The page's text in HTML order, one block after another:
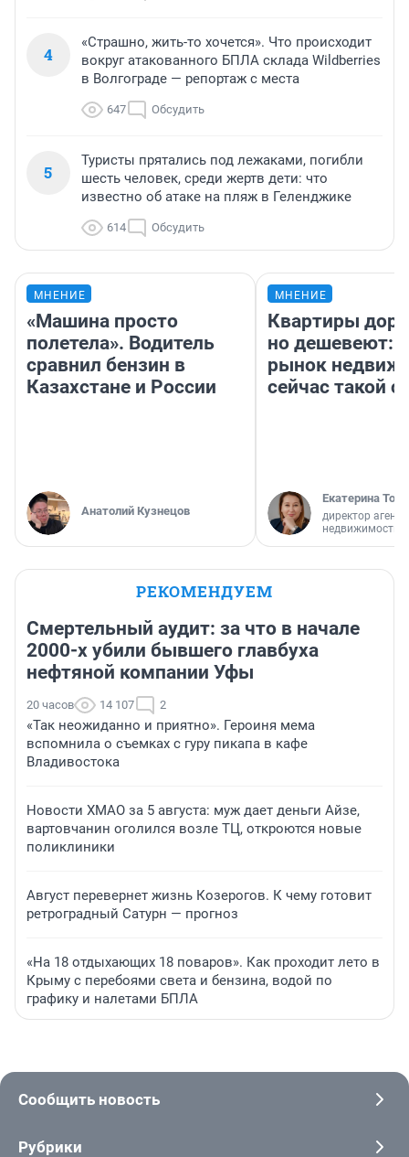
4
«Страшно, жить-то хочется». Что происходит
вокруг атакованного БПЛА склада Wildberries
в Волгограде — репортаж с места
647 Обсудить
5
Туристы прятались под лежаками, погибли
шесть человек, среди жертв дети: что
известно об атаке на пляж в Геленджике
614 Обсудить
МНЕНИЕ
«Машина просто
полетела». Водитель
сравнил бензин в
Казахстане и России
Анатолий Кузнецов
МНЕНИЕ
Квартиры
но дешевеют:
рынок
сейчас такой
Екатерина
директор
недвижимости
РЕКОМЕНДУЕМ
Смертельный аудит: за что в начале
2000-х убили бывшего главбуха
нефтяной компании Уфы
20 часов 14 107 2
«Так неожиданно и приятно». Героиня мема
вспомнила о съемках с гуру пикапа в кафе
Владивостока
Новости ХМАО за 5 августа: муж дает деньги Айзе,
вартовчанин оголился возле ТЦ, откроются новые
поликлиники
Август перевернет жизнь Козерогов. К чему готовит
ретроградный Сатурн — прогноз
«На 18 отдыхающих 18 поваров». Как проходит лето в
Крыму с перебоями света и бензина, водой по
графику и налетами БПЛА
Сообщить новость
Рубрики